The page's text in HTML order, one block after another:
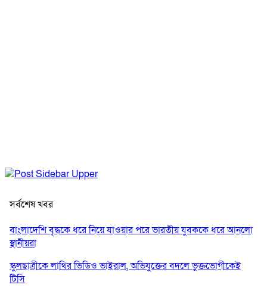
সর্বশেষ খবর
বাংলাদেশি বৃদ্ধকে ধরে নিয়ে যাওয়ার পরে ভারতীয় যুবককে ধরে আনলো
স্থানীয়রা
স্কুলছাত্রীকে লাথির ভিডিও ভাইরাল, অভিযুক্তের বদলে ভুক্তভোগীকেই
টিসি